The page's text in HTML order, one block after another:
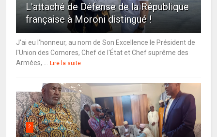
L'attaché de Défense de la République
française à Moroni distingué !
J'ai eu l'honneur, au nom de Son Excellence le Président de
l'Union des Comores, Chef de l'État et Chef suprême des
Armées, ...
Lire la suite
2